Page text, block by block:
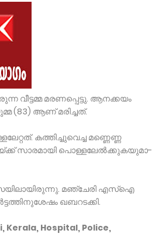
വീ­ട്ട­മ്മ മ­ര­ണ­പ്പെട്ടു. ആനക്കയം
(83) ആ­ണ് മ­രി­ച്ചത്.
ക­ത്തി­ച്ചു­വെച്ച മണ്ണെണ്ണ
സാ­ര­മാ­യി പൊ­ള്ള­ലേല്‍­ക്കു­ക­യു­മാ­
മ­ഞ്ചേരി എസ്‌ഐ
ഖ­ബ­റ­ടക്കി.
Kerala, Hospital, Police,